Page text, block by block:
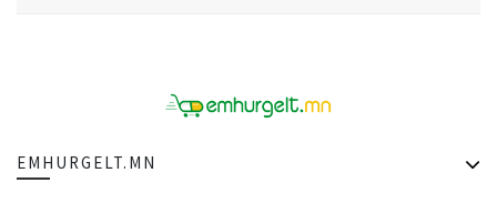
EMHURGELT.MN